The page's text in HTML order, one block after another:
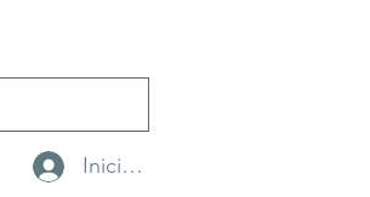
Iniciar sesión